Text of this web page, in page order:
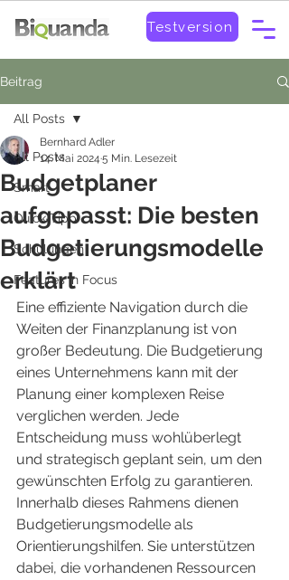
Testversion
Beitrag
All Posts
Smart
Quick-Tipp
Schulungen
Features in Focus
All Posts
Budgetplaner
aufgepasst: Die besten
Budgetierungsmodelle
erklärt
Bernhard Adler
14. Mai 2024 5 Min. Lesezeit
Eine effiziente Navigation durch die
Weiten der Finanzplanung ist von
großer Bedeutung. Die Budgetierung
eines Unternehmens kann mit der
Planung einer komplexen Reise
verglichen werden. Jede
Entscheidung muss wohlüberlegt
und strategisch geplant sein, um den
gewünschten Erfolg zu garantieren.
Innerhalb dieses Rahmens dienen
Budgetierungsmodelle als
Orientierungshilfen. Sie unterstützen
dabei, die vorhandenen Ressourcen